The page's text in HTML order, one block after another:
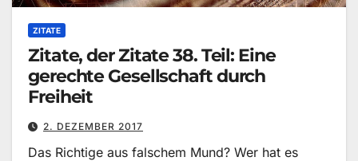
ZITATE
Zitate, der Zitate 38. Teil: Eine
gerechte Gesellschaft durch
Freiheit
2. DEZEMBER 2017
Das Richtige aus falschem Mund? Wer hat es